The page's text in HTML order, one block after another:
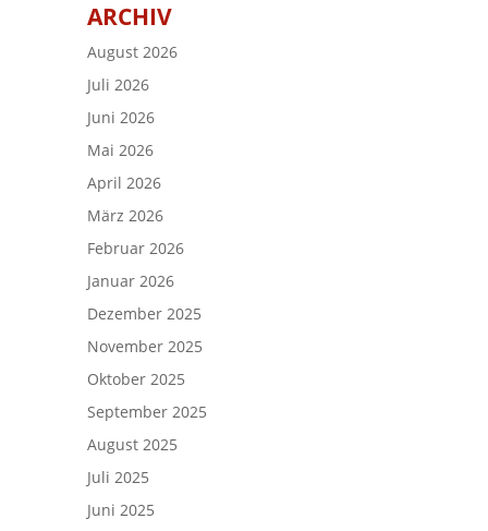
ARCHIV
August 2026
Juli 2026
Juni 2026
Mai 2026
April 2026
März 2026
Februar 2026
Januar 2026
Dezember 2025
November 2025
Oktober 2025
September 2025
August 2025
Juli 2025
Juni 2025